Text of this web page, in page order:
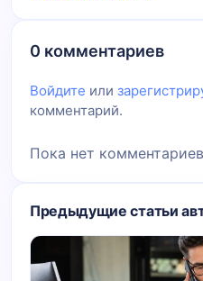
0 комментариев
Войдите или
комментарий.
Пока нет
Предыдущие статьи